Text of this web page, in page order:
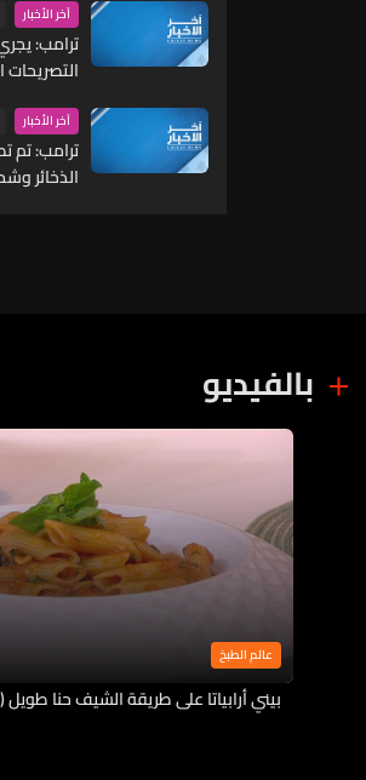
آخر الأخبار
ترامب:
عليهم
آخر الأخبار
ترامب: تم
الذخائر
بالفيديو
عالم الطبخ
بيني أرابياتا على طريقة الشيف حنا